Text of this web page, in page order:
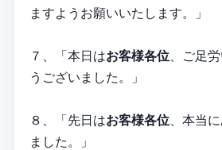
ますようお願いいたします。」
７、「本日はお客様各位 、ご足
うございました。」
８、「先日はお客様各位 、本当
ました。」